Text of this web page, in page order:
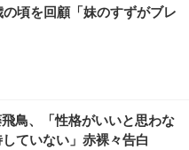
頃を回顧「妹のすずがブレ
飛鳥、「性格がいいと思わな
ていない」赤裸々告白